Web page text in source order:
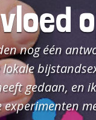
nog één
gedaan, en
experimenten